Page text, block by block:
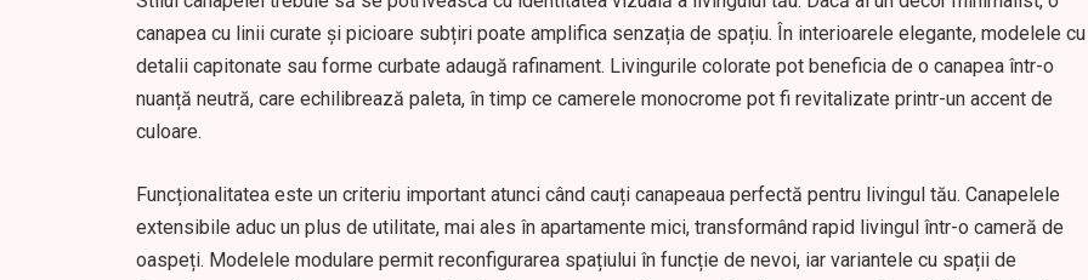
canapea cu linii curate și picioare subțiri poate amplifica senzația de spațiu. În interioarele elegante, modelele cu
detalii capitonate sau forme curbate adaugă rafinament. Livingurile colorate pot beneficia de o canapea într-o
nuanță neutră, care echilibrează paleta, în timp ce camerele monocrome pot fi revitalizate printr-un accent de
culoare.
Funcționalitatea este un criteriu important atunci când cauți canapeaua perfectă pentru livingul tău. Canapelele
extensibile aduc un plus de utilitate, mai ales în apartamente mici, transformând rapid livingul într-o cameră de
oaspeți. Modelele modulare permit reconfigurarea spațiului în funcție de nevoi, iar variantele cu spații de